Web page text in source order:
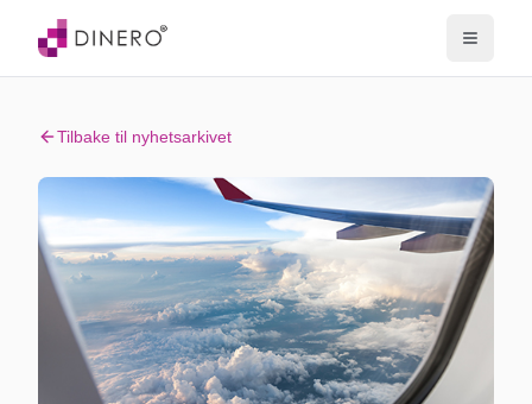
Tilbake til nyhetsarkivet